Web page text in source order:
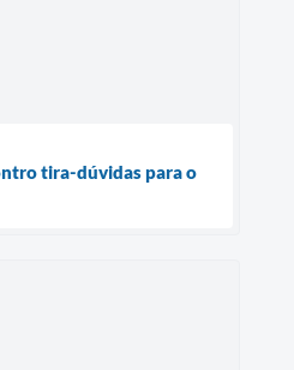
tira-dúvidas para o